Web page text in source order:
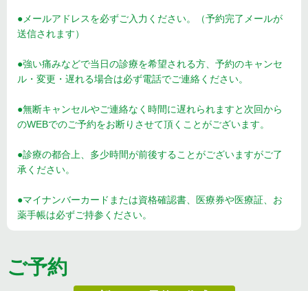
●メールアドレスを必ずご入力ください。（予約完了メールが
送信されます）
●強い痛みなどで当日の診療を希望される方、予約のキャンセ
ル・変更・遅れる場合は必ず電話でご連絡ください。
●無断キャンセルやご連絡なく時間に遅れられますと次回から
のWEBでのご予約をお断りさせて頂くことがございます。
●診療の都合上、多少時間が前後することがございますがご了
承ください。
●マイナンバーカードまたは資格確認書、医療券や医療証、お
薬手帳は必ずご持参ください。
ご予約